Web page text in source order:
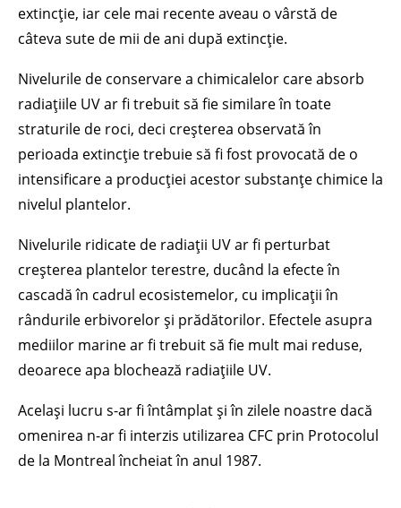
extincție, iar cele mai recente aveau o vârstă de
câteva sute de mii de ani după extincție.
Nivelurile de conservare a chimicalelor care absorb
radiațiile UV ar fi trebuit să fie similare în toate
straturile de roci, deci creșterea observată în
perioada extincție trebuie să fi fost provocată de o
intensificare a producției acestor substanțe chimice la
nivelul plantelor.
Nivelurile ridicate de radiații UV ar fi perturbat
creșterea plantelor terestre, ducând la efecte în
cascadă în cadrul ecosistemelor, cu implicații în
rândurile erbivorelor și prădătorilor. Efectele asupra
mediilor marine ar fi trebuit să fie mult mai reduse,
deoarece apa blochează radiațiile UV.
Același lucru s-ar fi întâmplat și în zilele noastre dacă
omenirea n-ar fi interzis utilizarea CFC prin Protocolul
de la Montreal încheiat în anul 1987.